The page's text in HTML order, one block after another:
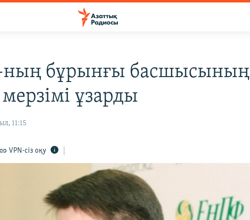
бұрынғы басшысының
ұзарды
11:15
VPN-сіз оқу